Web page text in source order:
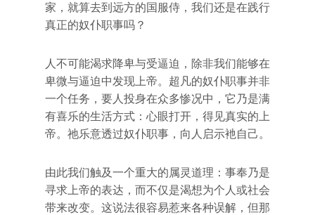
家，就算去到远方的国服侍，我们还是在践行
真正的奴仆职事吗？
人不可能渴求降卑与受逼迫，除非我们能够在
卑微与逼迫中发现上帝。超凡的奴仆职事并非
一个任务，要人投身在众多惨况中，它乃是满
有喜乐的生活方式：心眼打开，得见真实的上
帝。祂乐意透过奴仆职事，向人启示衪自己。
由此我们触及一个重大的属灵道理：事奉乃是
寻求上帝的表达，而不仅是渴想为个人或社会
带来改变。这说法很容易惹来各种误解，但那